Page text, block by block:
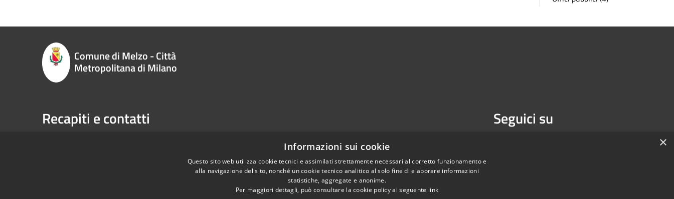
Comune di Melzo - Città
Metropolitana di Milano
Recapiti e contatti
spaziocitta@comune.melzo.mi.it
Pec:comunemelzo@pec.it
Seguici su
×
Informazioni sui cookie
Questo sito web utilizza cookie tecnici e assimilati strettamente necessari al corretto funzionamento e
alla navigazione del sito, nonché un cookie tecnico analitico al solo fine di elaborare informazioni
statistiche, aggregate e anonime.
Per maggiori dettagli, può consultare la cookie policy al seguente link